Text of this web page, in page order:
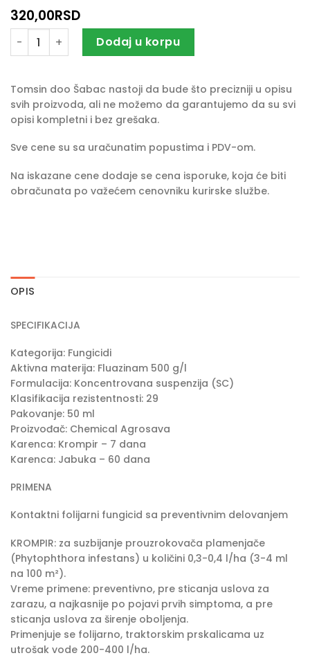
320,00RSD
Niveral 50 ml količinaDodaj u korpu
Tomsin doo Šabac nastoji da bude što precizniji u opisu
svih proizvoda, ali ne možemo da garantujemo da su svi
opisi kompletni i bez grešaka.
Sve cene su sa uračunatim popustima i PDV-om.
Na iskazane cene dodaje se cena isporuke, koja će biti
obračunata po važećem cenovniku kurirske službe.
OPIS
SPECIFIKACIJA
Kategorija: Fungicidi
Aktivna materija: Fluazinam 500 g/l
Formulacija: Koncentrovana suspenzija (SC)
Klasifikacija rezistentnosti: 29
Pakovanje: 50 ml
Proizvođač: Chemical Agrosava
Karenca: Krompir – 7 dana
Karenca: Jabuka – 60 dana
PRIMENA
Kontaktni folijarni fungicid sa preventivnim delovanjem
KROMPIR: za suzbijanje prouzrokovača plamenjače
(Phytophthora infestans) u količini 0,3-0,4 l/ha (3-4 ml
na 100 m²).
Vreme primene: preventivno, pre sticanja uslova za
zarazu, a najkasnije po pojavi prvih simptoma, a pre
sticanja uslova za širenje oboljenja.
Primenjuje se folijarno, traktorskim prskalicama uz
utrošak vode 200-400 l/ha.